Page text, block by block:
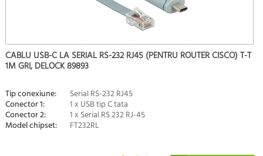
CABLU USB-C LA SERIAL RS-232 RJ45 (PENTRU ROUTER CISCO) T-T
1M GRI, DELOCK 89893
Tip conexiune: Serial RS-232 RJ45
Conector 1: 1 x USB tip C tata
Conector 2: 1 x Serial RS 232 RJ-45
Model chipset: FT232RL